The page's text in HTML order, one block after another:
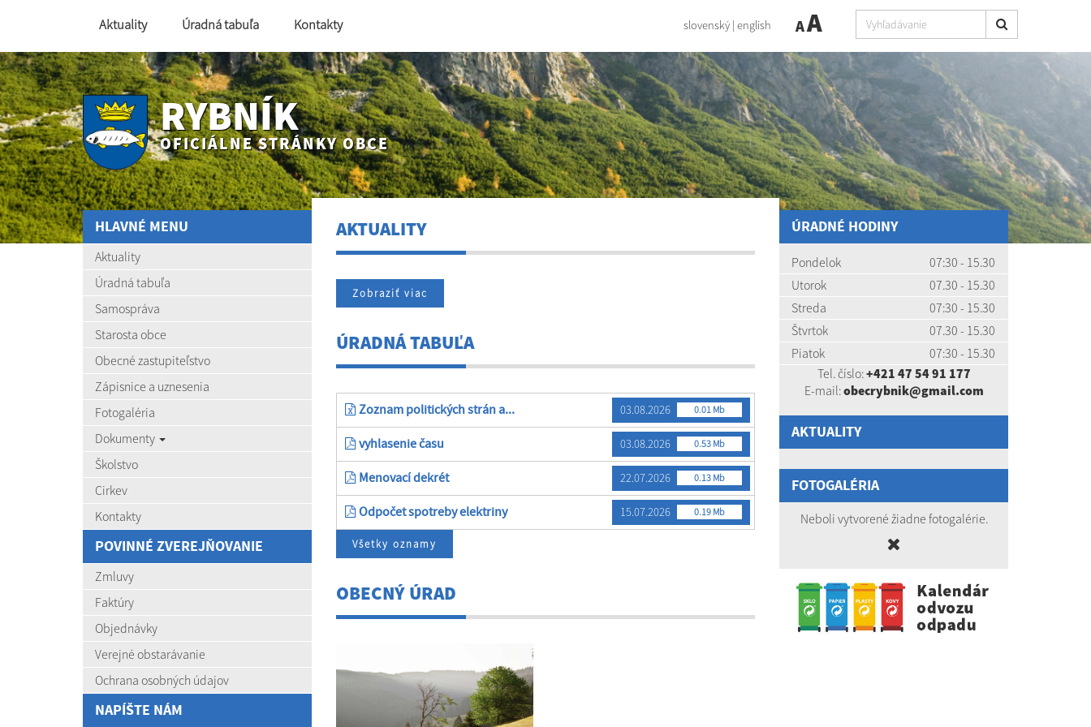
Aktuality Úradná tabuľa Kontakty slovenský| english AA
RYBNÍK
OFICIÁLNE STRÁNKY OBCE
HLAVNÉ MENU
Aktuality
Úradná tabuľa
Samospráva
Starosta obce
Obecné zastupiteľstvo
Zápisnice a uznesenia
Fotogaléria
Dokumenty
Školstvo
Cirkev
Kontakty
POVINNÉ ZVEREJŇOVANIE
Zmluvy
Faktúry
Objednávky
Verejné obstarávanie
Ochrana osobných údajov
NAPÍŠTE NÁM
AKTUALITY
Zobraziť viac
ÚRADNÁ TABUĽA
Zoznam politických strán a... 03.08.2026 0.01 Mb
vyhlasenie času 03.08.2026 0.53 Mb
Menovací dekrét 22.07.2026 0.13 Mb
Odpočet spotreby elektriny 15.07.2026 0.19 Mb
Všetky oznamy
OBECNÝ ÚRAD
ÚRADNÉ HODINY
Pondelok
07:30 - 15.30
Utorok
07.30 - 15.30
Streda
07:30 - 15.30
Štvrtok
07.30 - 15.30
Piatok
07:30 - 15.30
Tel. číslo:+421 47 54 91 177
E-mail:obecrybnik@gmail.com
AKTUALITY
FOTOGALÉRIA
Neboli vytvorené žiadne fotogalérie.